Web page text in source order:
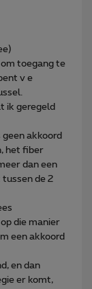
toegang te
v e
ik geregeld
akkoord
het fiber
dan een
tussen de 2
die manier
een akkoord
en dan
er komt,